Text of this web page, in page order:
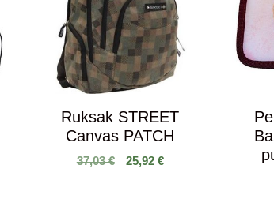
Ruksak STREET
Canvas PATCH
37,03€ 25,92 €